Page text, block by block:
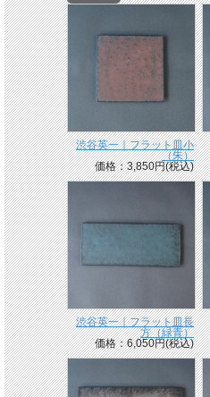
渋谷英一｜フラット皿小
（朱）
価格：3,850円(税込)
渋谷英一｜フラット皿長
方（緑青）
価格：6,050円(税込)